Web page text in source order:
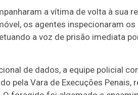
a vítima de volta à sua
os agentes inspecionaram
a voz de prisão imediata
de dados, a equipe policial
pela Vara de Execuções Penais,